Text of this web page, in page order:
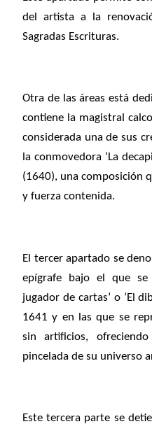
del artista a la
Sagradas Escrituras.
Otra de las áreas está
contiene la magistral
considerada una de sus
la conmovedora ‘La
(1640), una composición
y fuerza contenida.
El tercer apartado se
epígrafe bajo el que se
jugador de cartas’ o ‘El
1641 y en las que se
sin artificios,
pincelada de su universo
Este tercera parte se